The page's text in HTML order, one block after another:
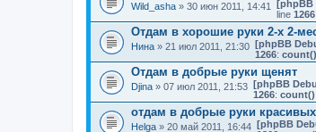
Wild_asha » 30 июн 2011, 14:41 [phpBB
line 1266:
Отдам в хорошие руки 2-х 2-
Нина » 21 июл 2011, 21:30 [phpBB
1266:
Отдам в добрые руки щенят
Djina » 07 июл 2011, 21:53 [phpBB
1266:
отдам в добрые руки красивых
Helga » 20 май 2011, 16:44 [phpBB